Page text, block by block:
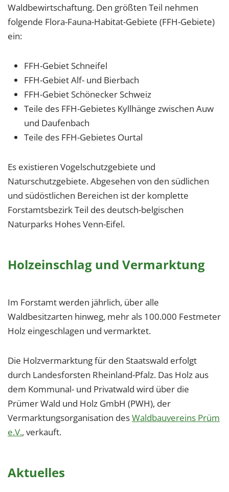
Waldbewirtschaftung. Den größten Teil nehmen
folgende Flora-Fauna-Habitat-Gebiete (FFH-Gebiete)
ein:
FFH-Gebiet Schneifel
FFH-Gebiet Alf- und Bierbach
FFH-Gebiet Schönecker Schweiz
Teile des FFH-Gebietes Kyllhänge zwischen Auw
und Daufenbach
Teile des FFH-Gebietes Ourtal
Es existieren Vogelschutzgebiete und
Naturschutzgebiete. Abgesehen von den südlichen
und südöstlichen Bereichen ist der komplette
Forstamtsbezirk Teil des deutsch-belgischen
Naturparks Hohes Venn-Eifel.
Holzeinschlag und Vermarktung
Im Forstamt werden jährlich, über alle
Waldbesitzarten hinweg, mehr als 100.000 Festmeter
Holz eingeschlagen und vermarktet.
Die Holzvermarktung für den Staatswald erfolgt
durch Landesforsten Rheinland-Pfalz. Das Holz aus
dem Kommunal- und Privatwald wird über die
Prümer Wald und Holz GmbH (PWH), der
Vermarktungsorganisation desWaldbauvereins Prüm
e.V., verkauft.
Aktuelles